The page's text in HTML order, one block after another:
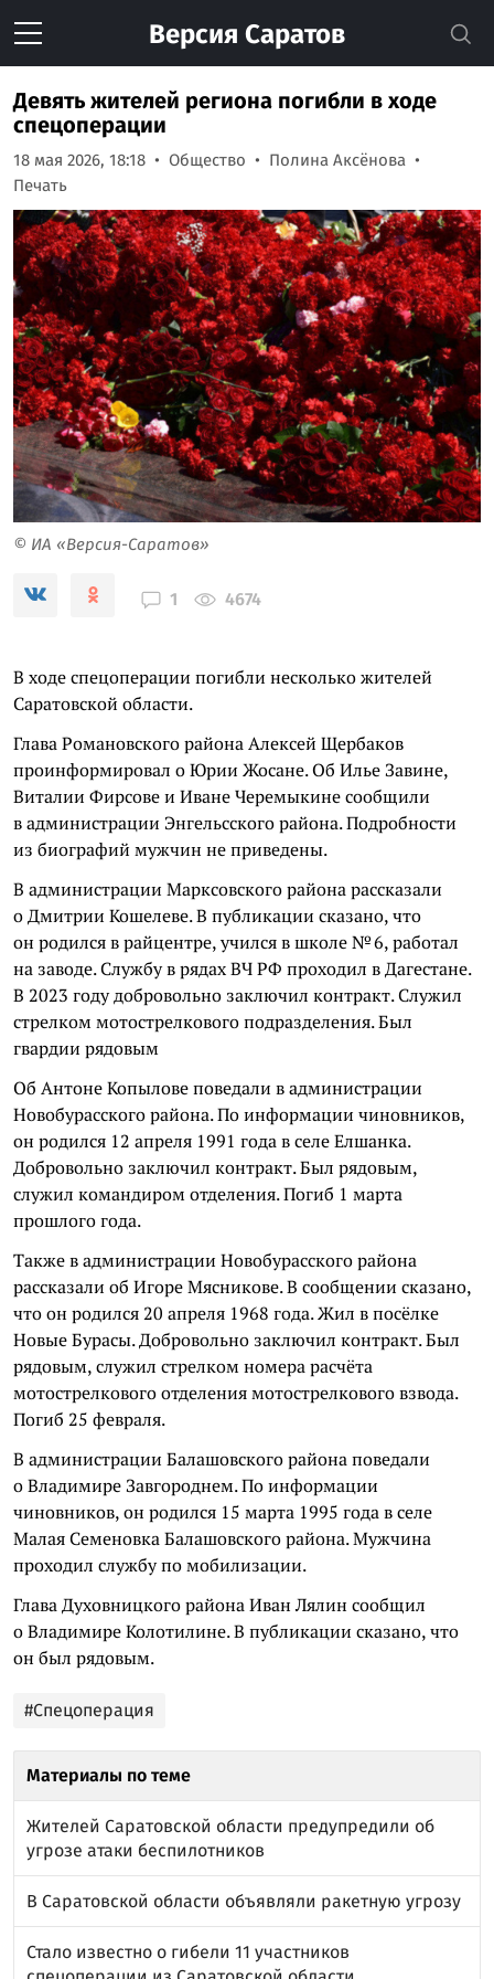
Версия Саратов
Девять жителей региона погибли в ходе
спецоперации
18 мая 2026, 18:18 Общество
Полина Аксёнова
Печать
© ИА «Версия-Саратов»
1 4674
В ходе спецоперации погибли несколько жителей
Саратовской области.
Глава Романовского района Алексей Щербаков
проинформировал о Юрии Жосане. Об Илье Завине,
Виталии Фирсове и Иване Черемыкине сообщили
в администрации Энгельсского района. Подробности
из биографий мужчин не приведены.
В администрации Марксовского района рассказали
о Дмитрии Кошелеве. В публикации сказано, что
он родился в райцентре, учился в школе № 6, работал
на заводе. Службу в рядах ВЧ РФ проходил в Дагестане.
В 2023 году добровольно заключил контракт. Служил
стрелком мотострелкового подразделения. Был
гвардии рядовым
Об Антоне Копылове поведали в администрации
Новобурасского района. По информации чиновников,
он родился 12 апреля 1991 года в селе Елшанка.
Добровольно заключил контракт. Был рядовым,
служил командиром отделения. Погиб 1 марта
прошлого года.
Также в администрации Новобурасского района
рассказали об Игоре Мясникове. В сообщении сказано,
что он родился 20 апреля 1968 года. Жил в посёлке
Новые Бурасы. Добровольно заключил контракт. Был
рядовым, служил стрелком номера расчёта
мотострелкового отделения мотострелкового взвода.
Погиб 25 февраля.
В администрации Балашовского района поведали
о Владимире Завгороднем. По информации
чиновников, он родился 15 марта 1995 года в селе
Малая Семеновка Балашовского района. Мужчина
проходил службу по мобилизации.
Глава Духовницкого района Иван Лялин сообщил
о Владимире Колотилине. В публикации сказано, что
он был рядовым.
#Спецоперация
Материалы по теме
Жителей Саратовской области предупредили об
угрозе атаки беспилотников
В Саратовской области объявляли ракетную угрозу
Стало известно о гибели 11 участников